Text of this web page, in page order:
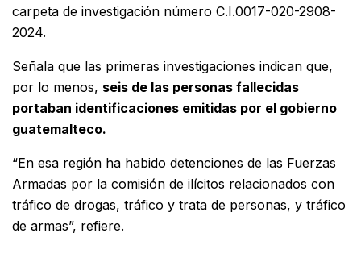
carpeta de investigación número C.I.0017-020-2908-
2024.
Señala que las primeras investigaciones indican que,
por lo menos, seis de las personas fallecidas
portaban identificaciones emitidas por el gobierno
guatemalteco.
“En esa región ha habido detenciones de las Fuerzas
Armadas por la comisión de ilícitos relacionados con
tráfico de drogas, tráfico y trata de personas, y tráfico
de armas”, refiere.